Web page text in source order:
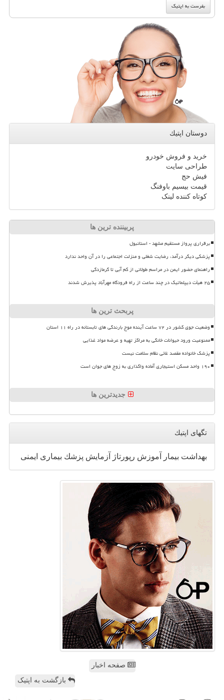
دوستان اپتیك
خرید و فروش خودرو
طراحی سایت
فیش حج
قیمت بیسیم باوفنگ
کوتاه کننده لینک
پربیننده ترین ها
برقراری پرواز مستقیم مشهد - استانبول
پزشکی دیگر درآمد، رضایت شغلی و منزلت اجتماعی را در آن واحد ندارد
راهنمای حضور ایمن در مراسم طولانی از کم آبی تا گرمازدگی
۲۵ هیأت دیپلماتیک در چند ساعت از راه فرودگاه مهرآباد پذیرش شدند
پربحث ترین ها
وضعیت جوی کشور در ۷۲ ساعت آینده موج بارندگی های تابستانه در راه ۱۱ استان
ممنوعیت ورود حیوانات خانگی به مراکز تهیه و عرضه مواد غذایی
پزشک خانواده مقصد غائی نظام سلامت نیست
۱۹۰ واحد مسکن استیجاری آماده واگذاری به زوج های جوان است
جدیدترین ها
تگهای اپتیك
بهداشت بیمار آموزش رپورتاژ آزمایش پزشك بیماری ایمنی
صفحه اخبار
بازگشت به اپتیک